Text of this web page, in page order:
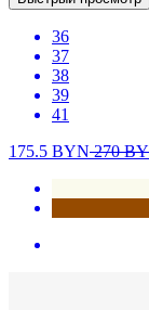
36
37
38
39
41
175.5 BYN270